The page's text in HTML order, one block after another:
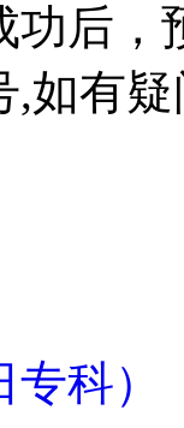
功后，
,如有
科）